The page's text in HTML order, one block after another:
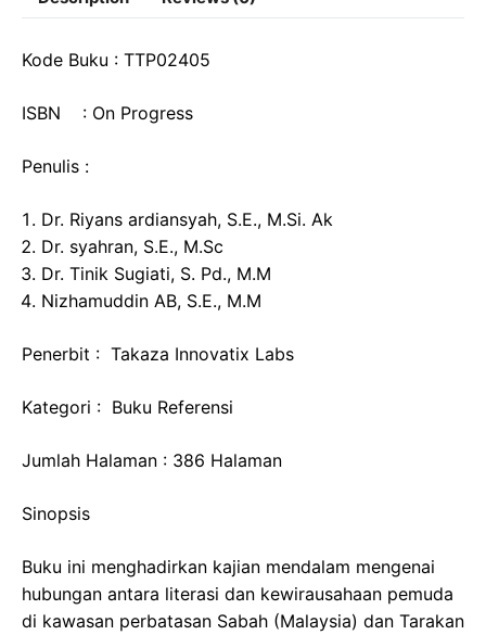
Kode Buku : TTP02405
ISBN : On Progress
Penulis :
Dr. Riyans ardiansyah, S.E., M.Si. Ak
Dr. syahran, S.E., M.Sc
Dr. Tinik Sugiati, S. Pd., M.M
Nizhamuddin AB, S.E., M.M
Penerbit : Takaza Innovatix Labs
Kategori : Buku Referensi
Jumlah Halaman : 386 Halaman
Sinopsis
Buku ini menghadirkan kajian mendalam mengenai
hubungan antara literasi dan kewirausahaan pemuda
di kawasan perbatasan Sabah (Malaysia) dan Tarakan